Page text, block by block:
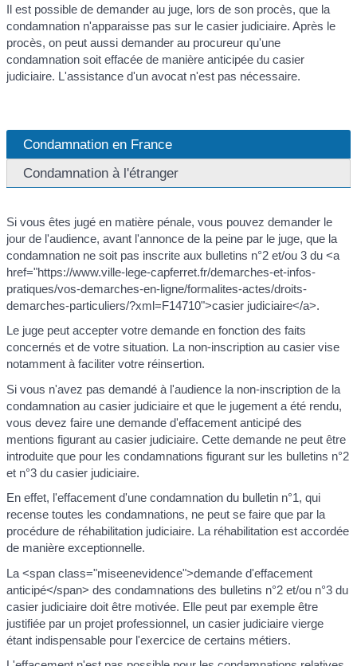
Il est possible de demander au juge, lors de son procès, que la
condamnation n'apparaisse pas sur le casier judiciaire. Après le
procès, on peut aussi demander au procureur qu'une
condamnation soit effacée de manière anticipée du casier
judiciaire. L'assistance d'un avocat n'est pas nécessaire.
Condamnation en France
Condamnation à l'étranger
Si vous êtes jugé en matière pénale, vous pouvez demander le
jour de l'audience, avant l'annonce de la peine par le juge, que la
condamnation ne soit pas inscrite aux bulletins n°2 et/ou 3 du <a
href="https://www.ville-lege-capferret.fr/demarches-et-infos-
pratiques/vos-demarches-en-ligne/formalites-actes/droits-
demarches-particuliers/?xml=F14710">casier judiciaire</a>.
Le juge peut accepter votre demande en fonction des faits
concernés et de votre situation. La non-inscription au casier vise
notamment à faciliter votre réinsertion.
Si vous n'avez pas demandé à l'audience la non-inscription de la
condamnation au casier judiciaire et que le jugement a été rendu,
vous devez faire une demande d'effacement anticipé des
mentions figurant au casier judiciaire. Cette demande ne peut être
introduite que pour les condamnations figurant sur les bulletins n°2
et n°3 du casier judiciaire.
En effet, l'effacement d'une condamnation du bulletin n°1, qui
recense toutes les condamnations, ne peut se faire que par la
procédure de réhabilitation judiciaire. La réhabilitation est accordée
de manière exceptionnelle.
La <span class="miseenevidence">demande d'effacement
anticipé</span> des condamnations des bulletins n°2 et/ou n°3 du
casier judiciaire doit être motivée. Elle peut par exemple être
justifiée par un projet professionnel, un casier judiciaire vierge
étant indispensable pour l'exercice de certains métiers.